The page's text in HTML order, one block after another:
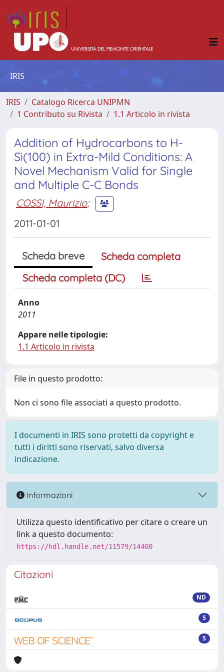
IRIS
IRIS
Catalogo Ricerca UNIPMN
1 Contributo su Rivista
1.1 Articolo in rivista
Addition of Hydrocarbons to H-
Si(100) in Extra-Mild Conditions: A
Novel Mechanism Valid for Single
and Multiple C-C Bonds
COSSI, Maurizio;
2011-01-01
Scheda breve
Scheda completa
Scheda completa (DC)
Anno
2011
Appare nelle tipologie:
1.1 Articolo in rivista
File in questo prodotto:
Non ci sono file associati a questo prodotto.
I documenti in IRIS sono protetti da copyright e
tutti i diritti sono riservati, salvo diversa
indicazione.
Informazioni
Utilizza questo identificativo per citare o creare un
link a questo documento:
https://hdl.handle.net/11579/14400
Citazioni
ND
5
5